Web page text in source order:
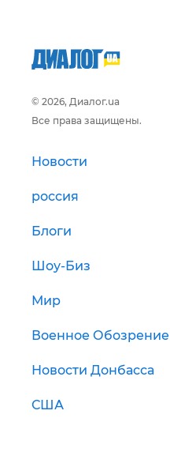
© 2026, Диалог.ua
Все права защищены.
Новости
россия
Блоги
Шоу-Биз
Мир
Военное Обозрение
Новости Донбасса
США